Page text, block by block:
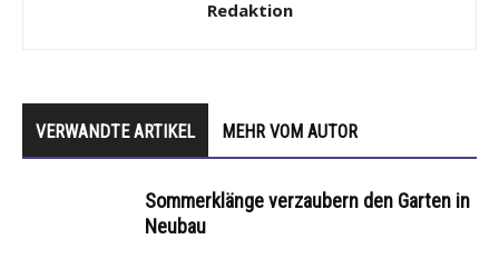
Redaktion
VERWANDTE ARTIKEL MEHR VOM AUTOR
Sommerklänge verzaubern den Garten in
Neubau